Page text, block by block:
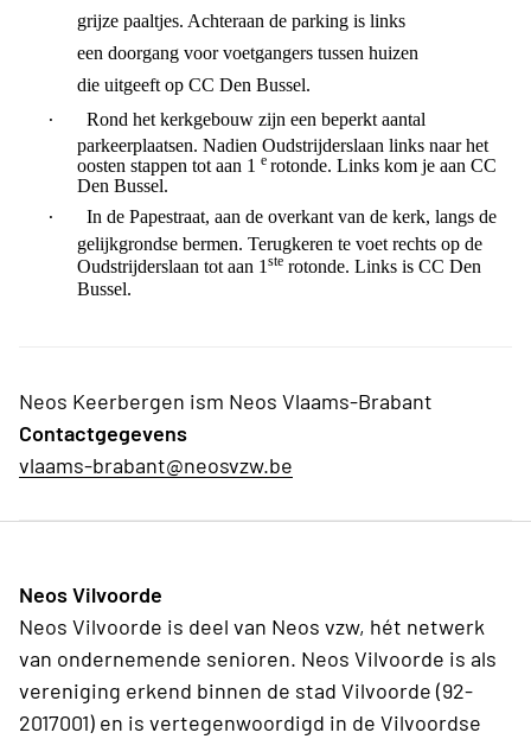
grijze paaltjes. Achteraan de parking is links
een doorgang voor voetgangers tussen huizen
die uitgeeft op CC Den Bussel.
·
Rond het kerkgebouw zijn een beperkt aantal
parkeerplaatsen. Nadien Oudstrijderslaan links naar het
oosten stappen tot aan 1 e rotonde. Links kom je aan CC
Den Bussel.
·
In de Papestraat, aan de overkant van de kerk, langs de
gelijkgrondse bermen. Terugkeren te voet rechts op de
Oudstrijderslaan tot aan 1 sterotonde. Links is CC Den
Bussel.
Neos Keerbergen ism Neos Vlaams-Brabant
Contactgegevens
vlaams-brabant@neosvzw.be
Neos Vilvoorde
Neos Vilvoorde is deel van Neos vzw, hét netwerk
van ondernemende senioren. Neos Vilvoorde is als
vereniging erkend binnen de stad Vilvoorde (92-
2017001) en is vertegenwoordigd in de Vilvoordse